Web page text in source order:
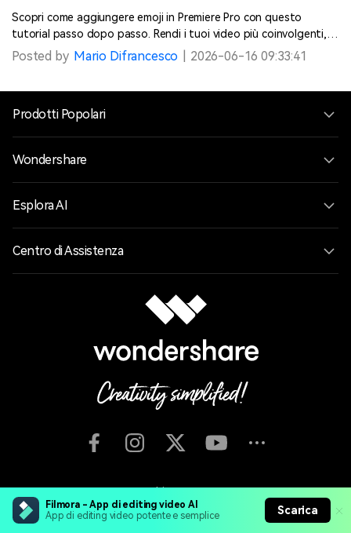
Filmora - App di editing video AI
App di editing video potente e semplice
Scarica
Scopri come aggiungere emoji in Premiere Pro con questo
tutorial passo dopo passo. Rendi i tuoi video più coinvolgenti,
creativi e accattivanti per il pubblico.
Posted by Mario Difrancesco 2026-06-16 09:33:41
Prodotti Popolari
Wondershare
Esplora AI
Centro di Assistenza
Lingua